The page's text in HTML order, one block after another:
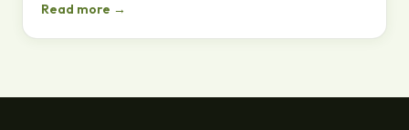
Read more →